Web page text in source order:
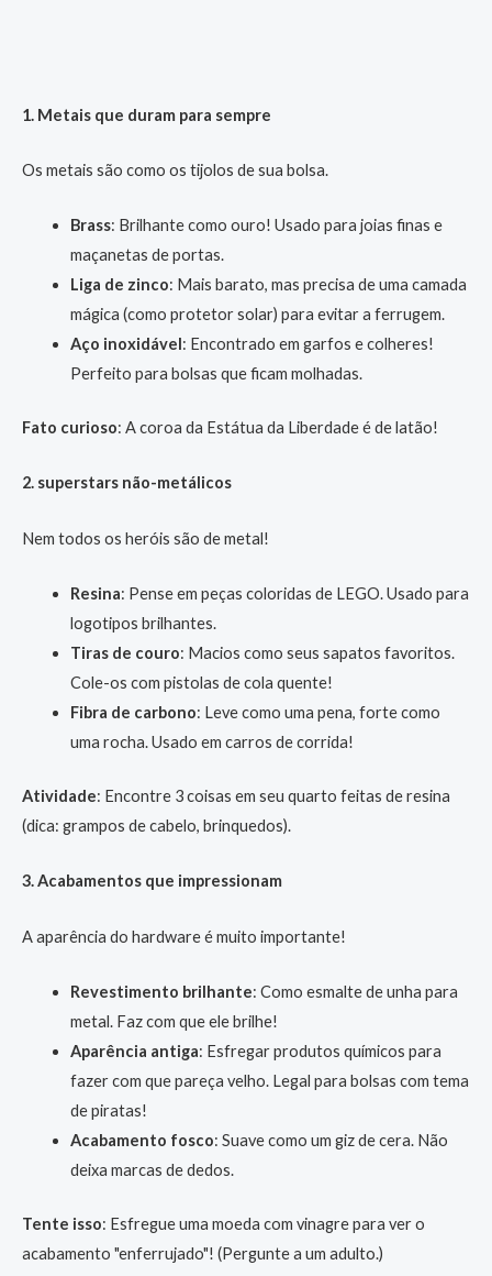
1. Metais que duram para sempre
Os metais são como os tijolos de sua bolsa.
Brass: Brilhante como ouro! Usado para joias finas e
maçanetas de portas.
Liga de zinco: Mais barato, mas precisa de uma camada
mágica (como protetor solar) para evitar a ferrugem.
Aço inoxidável: Encontrado em garfos e colheres!
Perfeito para bolsas que ficam molhadas.
Fato curioso: A coroa da Estátua da Liberdade é de latão!
2. superstars não-metálicos
Nem todos os heróis são de metal!
Resina: Pense em peças coloridas de LEGO. Usado para
logotipos brilhantes.
Tiras de couro: Macios como seus sapatos favoritos.
Cole-os com pistolas de cola quente!
Fibra de carbono: Leve como uma pena, forte como
uma rocha. Usado em carros de corrida!
Atividade: Encontre 3 coisas em seu quarto feitas de resina
(dica: grampos de cabelo, brinquedos).
3. Acabamentos que impressionam
A aparência do hardware é muito importante!
Revestimento brilhante: Como esmalte de unha para
metal. Faz com que ele brilhe!
Aparência antiga: Esfregar produtos químicos para
fazer com que pareça velho. Legal para bolsas com tema
de piratas!
Acabamento fosco: Suave como um giz de cera. Não
deixa marcas de dedos.
Tente isso: Esfregue uma moeda com vinagre para ver o
acabamento "enferrujado"! (Pergunte a um adulto.)